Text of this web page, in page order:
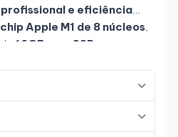
e eficiência
chip Apple M1 de 8 núcleos,
16GB
SSD
e utilizadores
fluidez, potência e